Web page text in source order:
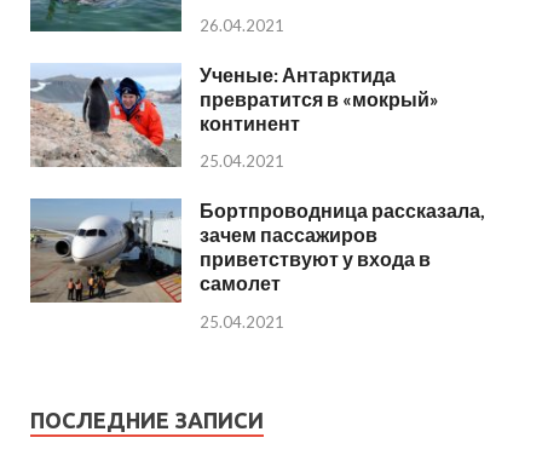
26.04.2021
Ученые: Антарктида
превратится в «мокрый»
континент
25.04.2021
Бортпроводница рассказала,
зачем пассажиров
приветствуют у входа в
самолет
25.04.2021
ПОСЛЕДНИЕ ЗАПИСИ